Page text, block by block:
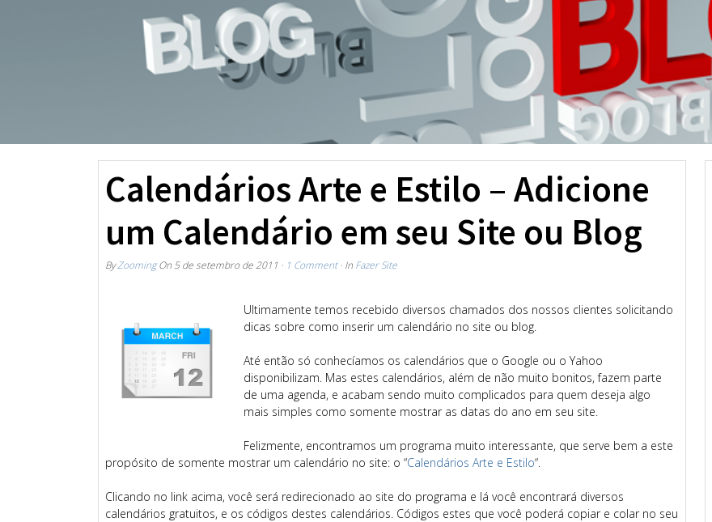
Calendários Arte e Estilo – Adicione
um Calendário em seu Site ou Blog
ByZoomingOn 5 de setembro de 2011 · 1 Comment· In Fazer Site
Ultimamente temos recebido diversos chamados dos nossos clientes solicitando
dicas sobre como inserir um calendário no site ou blog.
Até então só conhecíamos os calendários que o Google ou o Yahoo
disponibilizam. Mas estes calendários, além de não muito bonitos, fazem parte
de uma agenda, e acabam sendo muito complicados para quem deseja algo
mais simples como somente mostrar as datas do ano em seu site.
Felizmente, encontramos um programa muito interessante, que serve bem a este
propósito de somente mostrar um calendário no site: o “Calendários Arte e Estilo“.
Clicando no link acima, você será redirecionado ao site do programa e lá você encontrará diversos
calendários gratuitos, e os códigos destes calendários. Códigos estes que você poderá copiar e colar no seu